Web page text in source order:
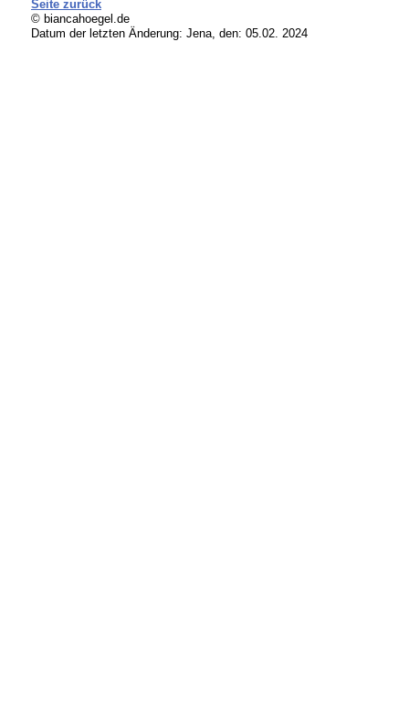
Seite zurück
© biancahoegel.de
Datum der letzten Änderung: Jena, den: 05.02. 2024